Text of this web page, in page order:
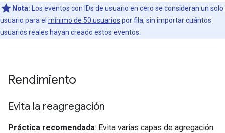
Nota: Los eventos con IDs de usuario en cero se consideran un solo
usuario para el mínimo de 50 usuarios por fila, sin importar cuántos
usuarios reales hayan creado estos eventos.
Rendimiento
Evita la reagregación
Práctica recomendada: Evita varias capas de agregación